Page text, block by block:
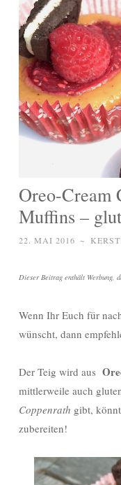
Oreo-Cream
Muffins –
22. MAI 2016 ~
Dieser Beitrag enthält Werbung,
Wenn Ihr Euch für
wünscht, dann
Der Teig wird aus
mittlerweile auch
Coppenrath gibt,
zubereiten!